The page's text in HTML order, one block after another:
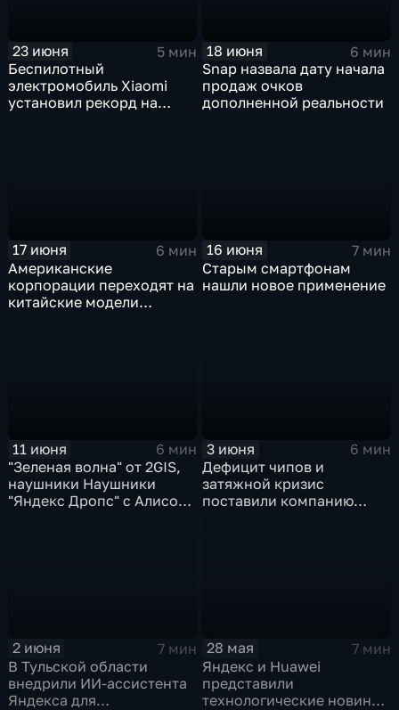
23 июня
5 мин
Беспилотный
электромобиль Xiaomi
установил рекорд на
18 июня
6 мин
Snap назвала дату начала
продаж очков
дополненной реальности
17 июня
6 мин
Американские
корпорации переходят на
китайские модели
16 июня
7 мин
Старым смартфонам
нашли новое применение
11 июня
6 мин
"Зеленая волна" от 2GIS,
наушники Наушники
"Яндекс Дропс" с Алисой
3 июня
6 мин
Дефицит чипов и
затяжной кризис
поставили компанию
2 июня
7 мин
В Тульской области
внедрили ИИ-ассистента
Яндекса для
28 мая
7 мин
Яндекс и Huawei
представили
технологические новинки